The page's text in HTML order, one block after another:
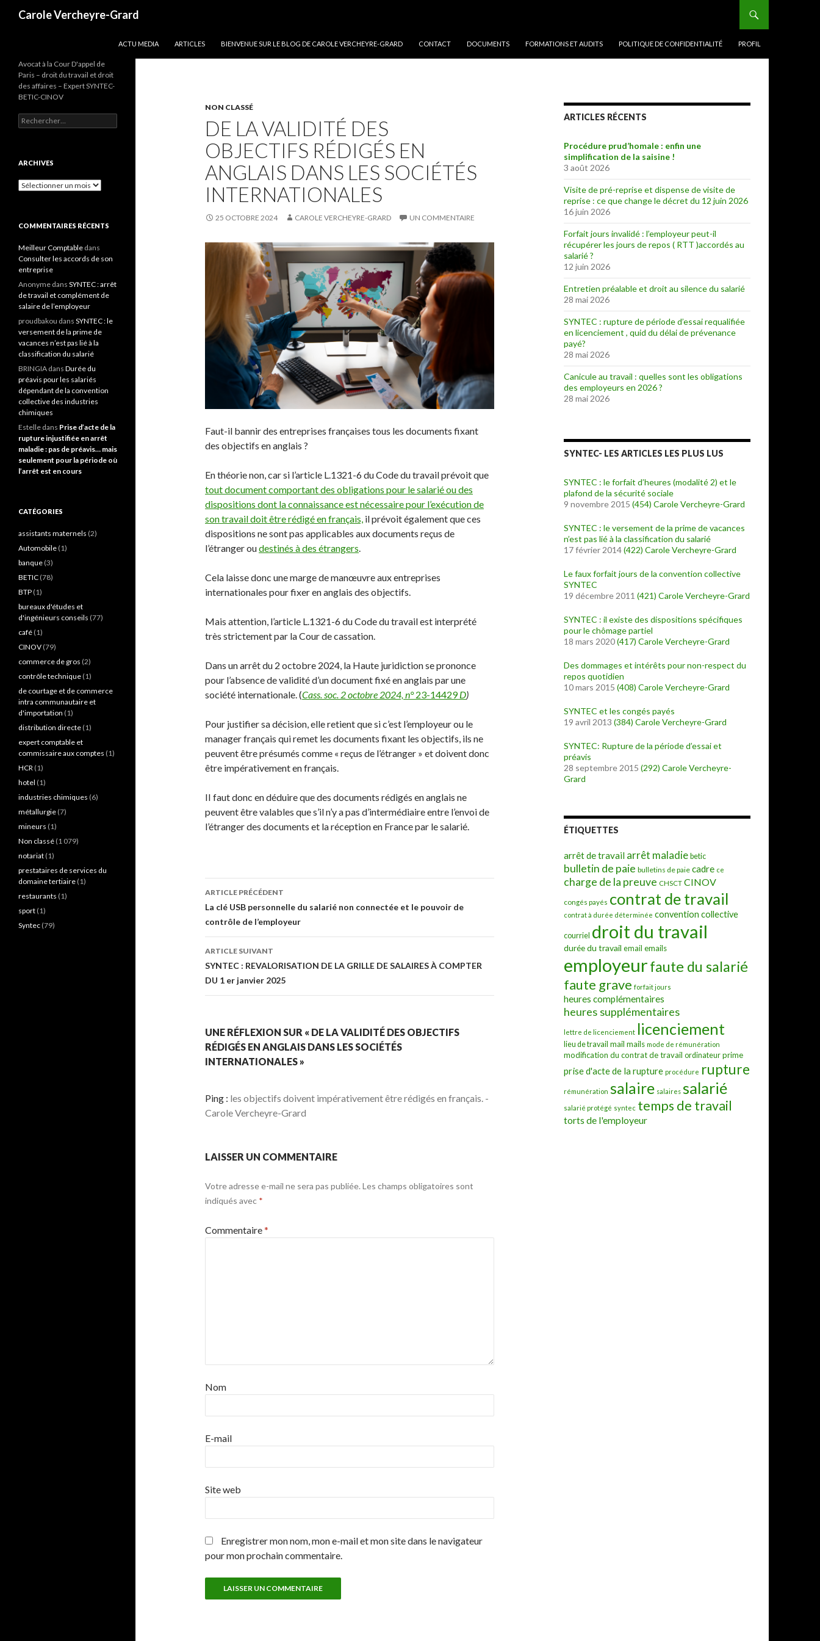
Carole Vercheyre-Grard
ACTU MEDIA
ARTICLES BIENVENUE SUR LE BLOG DE CAROLE VERCHEYRE-GRARD CONTACT DOCUMENTS FORMATIONS ET AUDITS POLITIQUE DE CONFIDENTIALITÉ PROFIL
NON CLASSÉ
DE LA VALIDITÉ DES
OBJECTIFS RÉDIGÉS EN
ANGLAIS DANS LES SOCIÉTÉS
INTERNATIONALES
25 OCTOBRE 2024 CAROLE VERCHEYRE-GRARD UN COMMENTAIRE
Faut-il bannir des entreprises françaises tous les documents fixant
des objectifs en anglais ?
En théorie non, car si l’article L.1321-6 du Code du travail prévoit que
tout document comportant des obligations pour le salarié ou des
dispositions dont la connaissance est nécessaire pour l’exécution de
son travail doit être rédigé en français, il prévoit également que ces
dispositions ne sont pas applicables aux documents reçus de
l’étranger oudestinés à des étrangers.
Cela laisse donc une marge de manœuvre aux entreprises
internationales pour fixer en anglais des objectifs.
Mais attention, l’article L.1321-6 du Code du travail est interprété
très strictement par la Cour de cassation.
Dans un arrêt du 2 octobre 2024, la Haute juridiction se prononce
pour l’absence de validité d’un document fixé en anglais par une
société internationale. (Cass. soc. 2 octobre 2024, n°23-14429D)
Pour justifier sa décision, elle retient que si c’est l’employeur ou le
manager français qui remet les documents fixant les objectifs, ils ne
peuvent être présumés comme « reçus de l’étranger » et doivent donc
être impérativement en français.
II faut donc en déduire que des documents rédigés en anglais ne
peuvent être valables que s’il n’y a pas d’intermédiaire entre l’envoi de
l’étranger des documents et la réception en France par le salarié.
Navigation
des
articles
ARTICLE PRÉCÉDENT
La clé USB personnelle du salarié non connectée et le pouvoir de
contrôle de l’employeur
ARTICLE SUIVANT
SYNTEC : REVALORISATION DE LA GRILLE DE SALAIRES À COMPTER
DU 1 er janvier 2025
UNE RÉFLEXION SUR « DE LA VALIDITÉ DES OBJECTIFS
RÉDIGÉS EN ANGLAIS DANS LES SOCIÉTÉS
INTERNATIONALES »
Ping : les objectifs doivent impérativement être rédigés en français. -
Carole Vercheyre-Grard
LAISSER UN COMMENTAIRE
Votre adresse e-mail ne sera pas publiée. Les champs obligatoires sont
indiqués avec *
Commentaire*
Nom
E-mail
Site web
Enregistrer mon nom, mon e-mail et mon site dans le navigateur
pour mon prochain commentaire.
ARTICLES RÉCENTS
Procédure prud’homale : enfin une
simplification de la saisine !
3 août 2026
Visite de pré-reprise et dispense de visite de
reprise : ce que change le décret du 12 juin 2026
16 juin 2026
Forfait jours invalidé : l’employeur peut-il
récupérer les jours de repos ( RTT )accordés au
salarié ?
12 juin 2026
Entretien préalable et droit au silence du salarié
28 mai 2026
SYNTEC : rupture de période d’essai requalifiée
en licenciement , quid du délai de prévenance
payé?
28 mai 2026
Canicule au travail : quelles sont les obligations
des employeurs en 2026 ?
28 mai 2026
SYNTEC- LES ARTICLES LES PLUS LUS
SYNTEC : le forfait d’heures (modalité 2) et le
plafond de la sécurité sociale
9 novembre 2015 (454) Carole Vercheyre-Grard
SYNTEC : le versement de la prime de vacances
n’est pas lié à la classification du salarié
17 février 2014(422) Carole Vercheyre-Grard
Le faux forfait jours de la convention collective
SYNTEC
19 décembre 2011 (421) Carole Vercheyre-Grard
SYNTEC : il existe des dispositions spécifiques
pour le chômage partiel
18 mars 2020(417) Carole Vercheyre-Grard
Des dommages et intérêts pour non-respect du
repos quotidien
10 mars 2015 (408) Carole Vercheyre-Grard
SYNTEC et les congés payés
19 avril 2013 (384) Carole Vercheyre-Grard
SYNTEC: Rupture de la période d’essai et
préavis
28 septembre 2015 (292) Carole Vercheyre-
Grard
ÉTIQUETTES
arrêt de travail arrêt maladie betic
bulletin de paie bulletins de paie cadre ce
charge de la preuve CHSCT CINOV
congés payés contrat de travail
contrat à durée déterminée convention collective
courriel droit du travail
durée du travail email emails
employeurfaute du salarié
faute grave forfait jours
heures complémentaires
heures supplémentaires
lettre de licenciement licenciement
lieu de travail mail mails mode de rémunération
modification du contrat de travail ordinateur prime
prise d'acte de la rupture procédure rupture
rémunération salaire salaires salarié
salarié protégé syntec temps de travail
torts de l'employeur
Avocat à la Cour D'appel de
Paris – droit du travail et droit
des affaires – Expert SYNTEC-
BETIC-CINOV
Rechercher :
ARCHIVES
Archives
COMMENTAIRES RÉCENTS
Meilleur Comptable dans
Consulter les accords de son
entreprise
Anonyme dans SYNTEC : arrêt
de travail et complément de
salaire de l’employeur
proudbakou dans SYNTEC : le
versement de la prime de
vacances n’est pas lié à la
classification du salarié
BRINGIA dans Durée du
préavis pour les salariés
dépendant de la convention
collective des industries
chimiques
Estelle dans Prise d’acte de la
rupture injustifiée en arrêt
maladie : pas de préavis… mais
seulement pour la période où
l’arrêt est en cours
CATÉGORIES
assistants maternels (2)
Automobile (1)
banque (3)
BETIC (78)
BTP (1)
bureaux d'études et
d'ingénieurs conseils (77)
café (1)
CINOV (79)
commerce de gros (2)
contrôle technique (1)
de courtage et de commerce
intra communautaire et
d'importation (1)
distribution directe (1)
expert comptable et
commissaire aux comptes (1)
HCR (1)
hotel (1)
industries chimiques (6)
métallurgie (7)
mineurs (1)
Non classé (1 079)
notariat (1)
prestataires de services du
domaine tertiaire (1)
restaurants (1)
sport (1)
Syntec (79)